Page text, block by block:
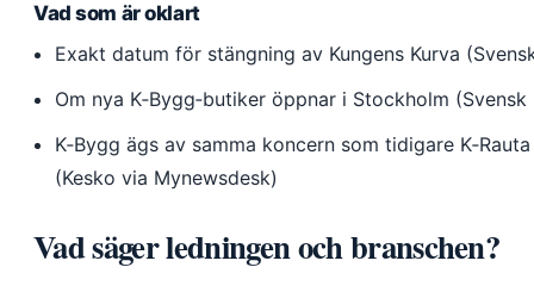
Vad som är oklart
Exakt datum för stängning av Kungens Kurva
Om nya K‑Bygg‑butiker öppnar i Stockholm
K‑Bygg ägs av samma koncern som tidigare
(Kesko via Mynewsdesk)
Vad säger ledningen och branschen?